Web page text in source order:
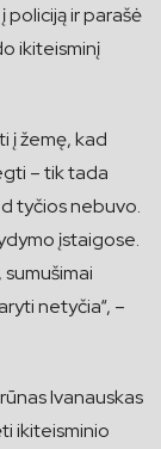
policiją ir parašė
ikiteisminį
į žemę, kad
– tik tada
tyčios nebuvo.
įstaigose.
netyčia“, –
Ivanauskas
ikiteisminio